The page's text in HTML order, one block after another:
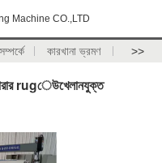
Machine CO.,LTD
কারখানা ভ্রমণ >>
rugেউখেলানযুক্ত